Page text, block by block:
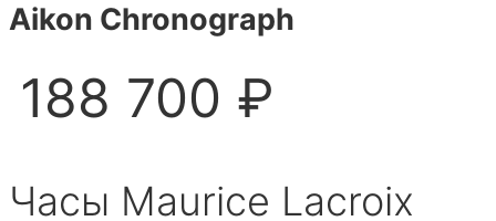
Aikon Chronograph
188 700 ₽
Часы Maurice Lacroix